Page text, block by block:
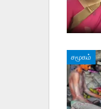
சமூகம்